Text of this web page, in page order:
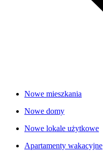
Nowe mieszkania
Nowe domy
Nowe lokale użytkowe
Apartamenty wakacyjne